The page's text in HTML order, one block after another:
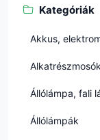
Kategóriák
Akkus,
Állólámpa, fali
Állólámpák